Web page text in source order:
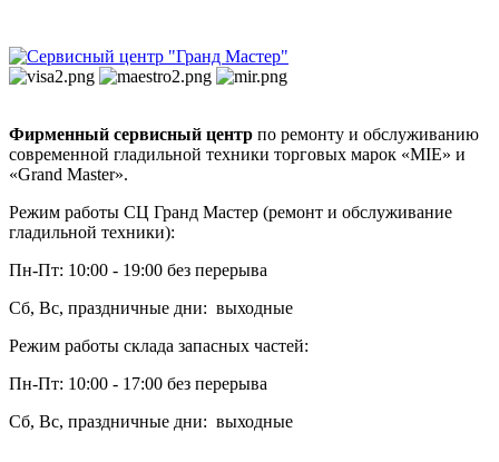
Фирменный сервисный центр по ремонту и обслуживанию
современной гладильной техники торговых марок «MIE» и
«Grand Master».
Режим работы СЦ Гранд Мастер (ремонт и обслуживание
гладильной техники):
Пн-Пт: 10:00 - 19:00 без перерыва
Сб, Вс, праздничные дни: выходные
Режим работы склада запасных частей:
Пн-Пт: 10:00 - 17:00 без перерыва
Сб, Вс, праздничные дни: выходные